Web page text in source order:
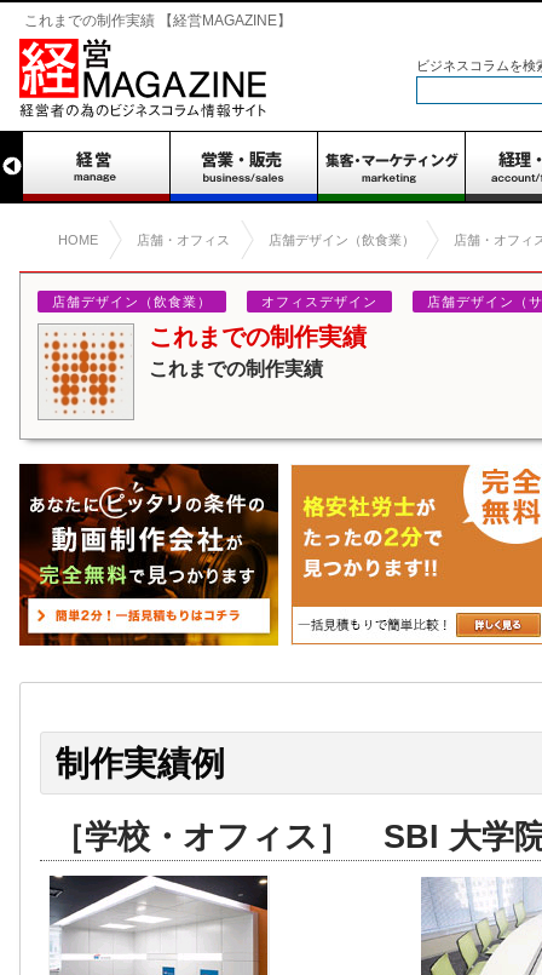
これまでの制作実績 【経営MAGAZINE】
ビジネスコラムを検
HOME 店舗・オフィス 店舗デザイン（飲食業） 店舗・オフィ
店舗デザイン（飲食業） オフィスデザイン 店舗デザイン（
これまでの制作実績
これまでの制作実績
制作実績例
［学校・オフィス］ SBI 大学